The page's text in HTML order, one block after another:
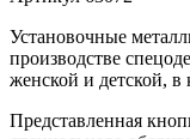
Установочные
производстве
женской и детской, в
Представленная